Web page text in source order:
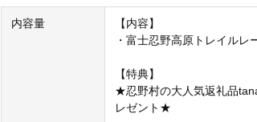
内容量
【内容】
・富士忍野高原トレイルレ
【特典】
★忍野村の大人気返礼品
レゼント★